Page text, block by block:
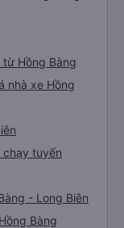
Hồng Bàng
nhà xe Hồng
chạy tuyến
- Long Biên
Bàng